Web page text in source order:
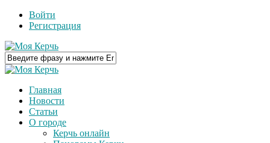
Войти
Регистрация
Главная
Новости
Статьи
О городе
Керчь онлайн